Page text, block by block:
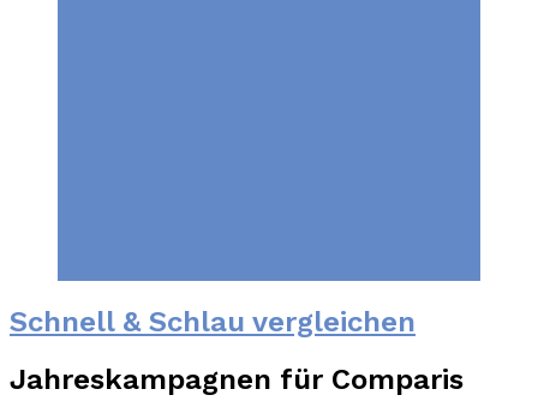
Schnell & Schlau vergleichen
Jahreskampagnen für Comparis